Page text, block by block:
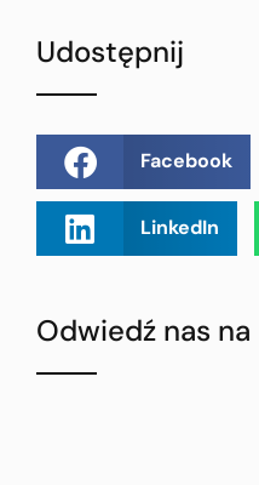
Udostępnij
Facebook
LinkedIn
Odwiedź nas na